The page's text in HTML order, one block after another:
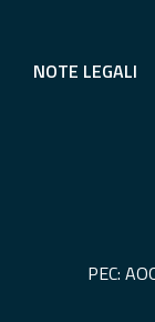
NOTE LEGALI
PEC: